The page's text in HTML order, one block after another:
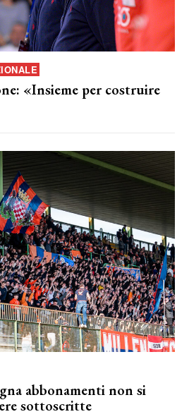
«Insieme per costruire
abbonamenti non si
sottoscritte